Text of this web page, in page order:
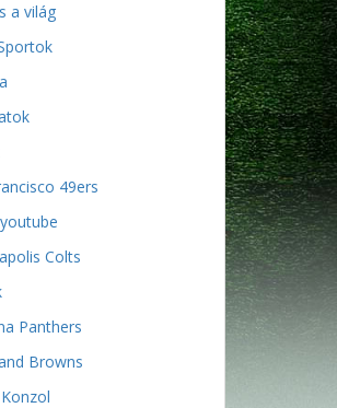
a világ
49ers
Colts
Panthers
Browns